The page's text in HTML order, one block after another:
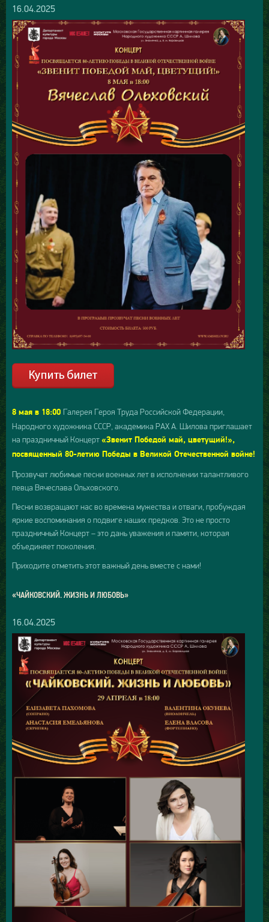
16.04.2025
8 мая в 18:00 Галерея Героя Труда Российской Федерации,
Народного художника СССР, академика РАХ А. Шилова приглашает
на праздничный Концерт «Звенит Победой май, цветущий!»,
посвященный 80-летию Победы в Великой Отечественной войне!
Прозвучат любимые песни военных лет в исполнении талантливого
певца Вячеслава Ольховского.
Песни возвращают нас во времена мужества и отваги, пробуждая
яркие воспоминания о подвиге наших предков. Это не просто
праздничный Концерт – это дань уважения и памяти, которая
объединяет поколения.
Приходите отметить этот важный день вместе с нами!
«ЧАЙКОВСКИЙ. ЖИЗНЬ И ЛЮБОВЬ»
16.04.2025